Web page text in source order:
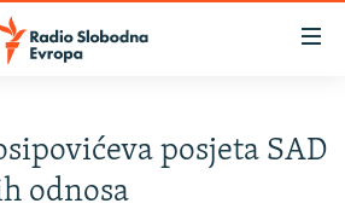
posjeta SAD
odnosa